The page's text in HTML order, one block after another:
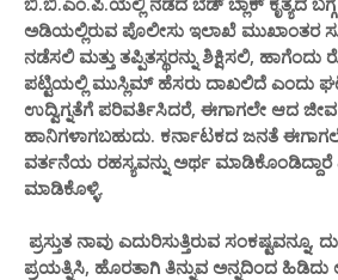
ಅಡಿಯಲ್ಲಿರುವ ಪೊಲೀಸು ಇಲಾಖೆ ಮುಖಾಂತರ
ನಡೆಸಲಿ ಮತ್ತು ತಪ್ಪಿತಸ್ಥರನ್ನು ಶಿಕ್ಷಿಸಲಿ,
ಪಟ್ಟಿಯಲ್ಲಿ ಮುಸ್ಲಿಮ್ ಹೆಸರು ದಾಖಲಿದೆ ಎಂದು
ಉದ್ವಿಗ್ನತೆಗೆ ಪರಿವರ್ತಿಸಿದರೆ, ಈಗಾಗಲೇ ಆದ
ಹಾನಿಗಳಾಗಬಹುದು. ಕರ್ನಾಟಕದ ಜನತೆ
ವರ್ತನೆಯ ರಹಸ್ಯವನ್ನು ಅರ್ಥ ಮಾಡಿಕೊಂಡಿದ್ದಾರೆ
ಮಾಡಿಕೊಳ್ಳಿ.
ಪ್ರಸ್ತುತ ನಾವು ಎದುರಿಸುತ್ತಿರುವ
ಪ್ರಯತ್ನಿಸಿ, ಹೊರತಾಗಿ ತಿನ್ನುವ ಅನ್ನದಿಂದ